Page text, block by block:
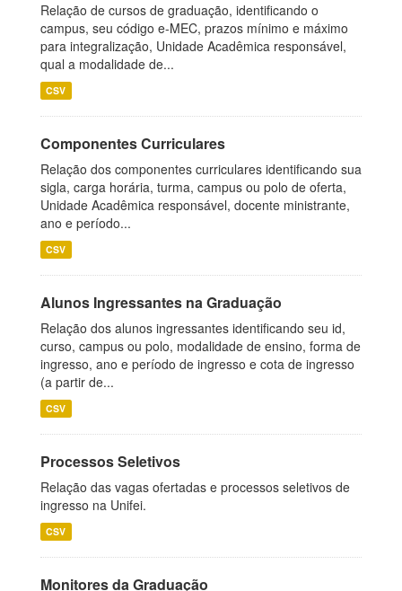
Relação de cursos de graduação, identificando o
campus, seu código e-MEC, prazos mínimo e máximo
para integralização, Unidade Acadêmica responsável,
qual a modalidade de...
CSV
Componentes Curriculares
Relação dos componentes curriculares identificando sua
sigla, carga horária, turma, campus ou polo de oferta,
Unidade Acadêmica responsável, docente ministrante,
ano e período...
CSV
Alunos Ingressantes na Graduação
Relação dos alunos ingressantes identificando seu id,
curso, campus ou polo, modalidade de ensino, forma de
ingresso, ano e período de ingresso e cota de ingresso
(a partir de...
CSV
Processos Seletivos
Relação das vagas ofertadas e processos seletivos de
ingresso na Unifei.
CSV
Monitores da Graduação